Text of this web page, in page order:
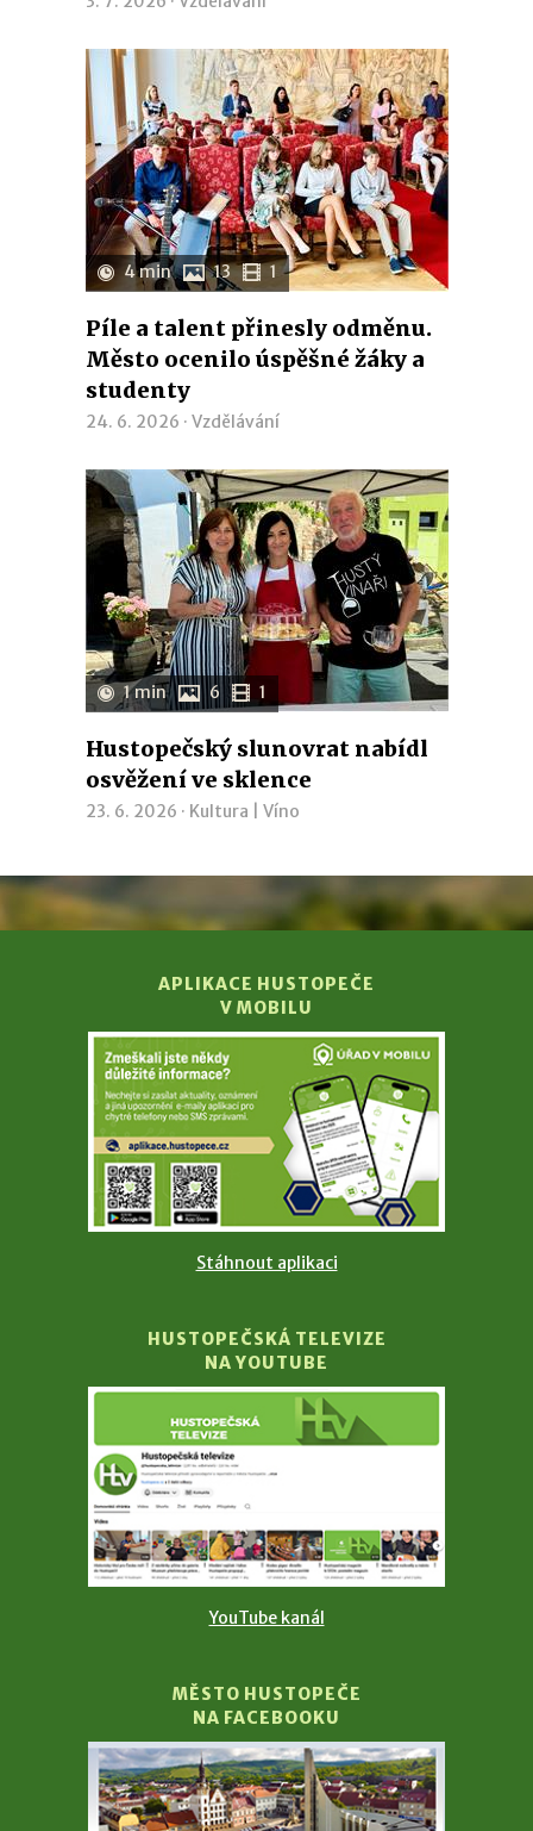
4 min 13 1
Píle a talent přinesly odměnu.
Město ocenilo úspěšné žáky a
studenty
24. 6. 2026 · Vzdělávání
1 min 6 1
Hustopečský slunovrat nabídl
osvěžení ve sklence
23. 6. 2026 · Kultura Víno
APLIKACE HUSTOPEČE
V MOBILU
Stáhnout aplikaci
HUSTOPEČSKÁ TELEVIZE
NA YOUTUBE
YouTube kanál
MĚSTO HUSTOPEČE
NA FACEBOOKU